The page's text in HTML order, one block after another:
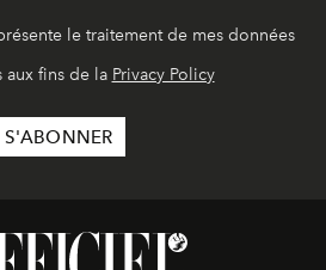
le traitement de mes données
aux fins de la Privacy Policy